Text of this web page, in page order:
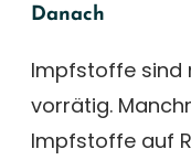
Danach
Impfstoffe sind
vorrätig.
Impfstoffe auf